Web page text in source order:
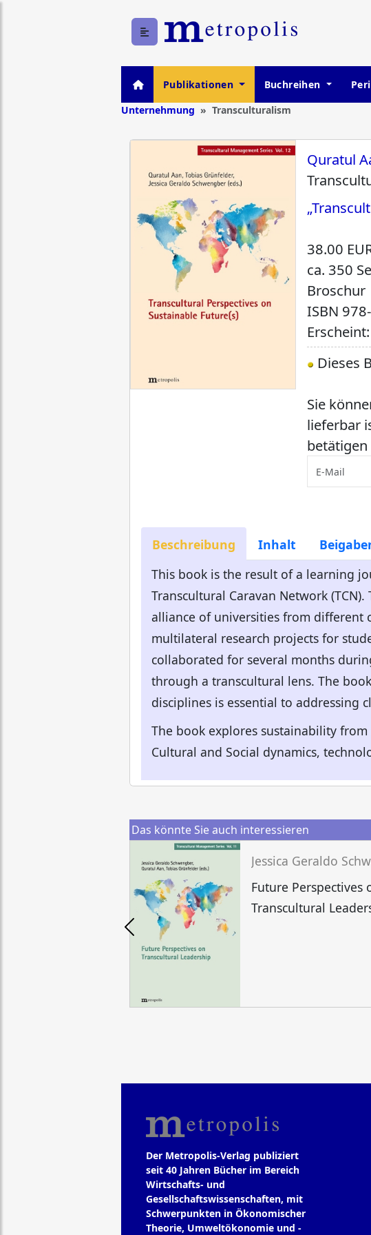
Publikationen Buchreihen
Unternehmung
Transculturalism
Quratul
38.00
ca. 350
Broschur
ISBN
Dieses
Sie
lieferbar
betätigen
Beschreibung Inhalt
This book is the result of a learning
Transcultural Caravan Network
alliance of universities from
multilateral research projects for
collaborated for several months
through a transcultural lens. The
disciplines is essential to addressing
The book explores sustainability
Cultural and Social dynamics,
Das könnte Sie auch interessieren
Future Perspectives
Transcultural
Der Metropolis-Verlag publiziert
seit 40 Jahren Bücher im Bereich
Wirtschafts- und
Gesellschaftswissenschaften, mit
Schwerpunkten in Ökonomischer
Theorie, Umweltökonomie und -